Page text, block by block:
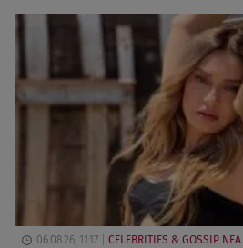
06.08.26, 11:17 CELEBRITIES & GOSSIP ΝΕΑ